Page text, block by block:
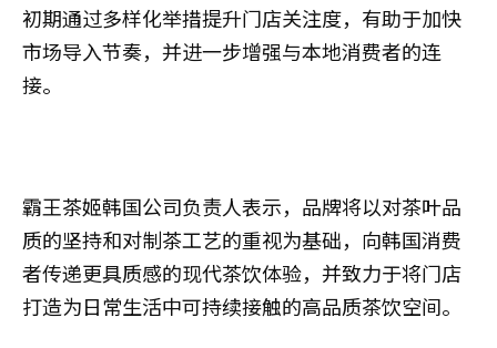
初期通过多样化举措提升门店关注度，有助于加快
市场导入节奏，并进一步增强与本地消费者的连
接。
霸王茶姬韩国公司负责人表示，品牌将以对茶叶品
质的坚持和对制茶工艺的重视为基础，向韩国消费
者传递更具质感的现代茶饮体验，并致力于将门店
打造为日常生活中可持续接触的高品质茶饮空间。